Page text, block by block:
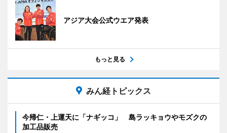
アジア大会公式ウエア発表
もっと見る
みん経トピックス
今帰仁・上運天に「ナギッコ」 島ラッキョウやモズクの
加工品販売